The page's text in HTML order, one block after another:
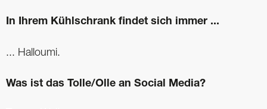
In Ihrem Kühlschrank findet sich immer ...
... Halloumi.
Was ist das Tolle/Olle an Social Media?